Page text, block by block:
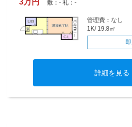
3万円 敷：- 礼：-
管理費：なし
1K/ 19.8㎡
詳細を見る